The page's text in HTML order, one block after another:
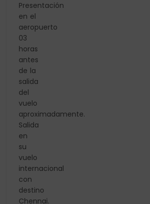
Presentación
en el
aeropuerto
03
horas
antes
de la
salida
del
vuelo
aproximadamente.
Salida
en
su
vuelo
internacional
con
destino
Chennai.